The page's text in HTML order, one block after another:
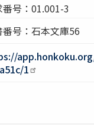
番号：01.001-3
番号：石本文庫56
1